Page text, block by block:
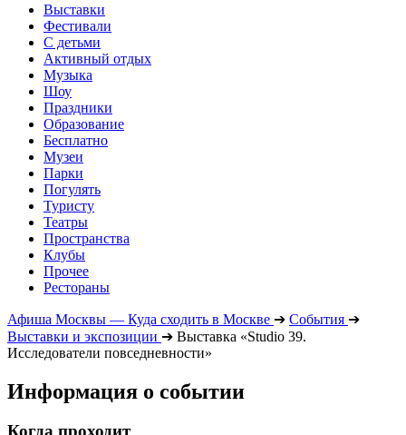
Выставки
Фестивали
С детьми
Активный отдых
Музыка
Шоу
Праздники
Образование
Бесплатно
Музеи
Парки
Погулять
Туристу
Театры
Пространства
Клубы
Прочее
Рестораны
Афиша Москвы — Куда сходить в Москве ➔ События ➔
Выставки и экспозиции ➔ Выставка «Studio 39.
Исследователи повседневности»
Информация о событии